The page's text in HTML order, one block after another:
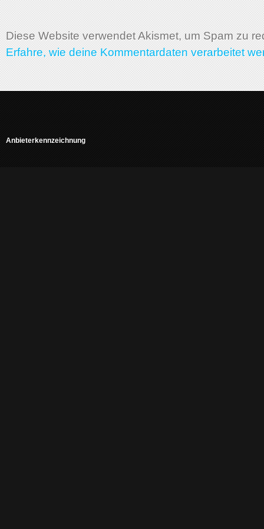
Diese Website verwendet Akismet, um Spam zu
Erfahre, wie deine Kommentardaten verarbeitet
Anbieterkennzeichnung